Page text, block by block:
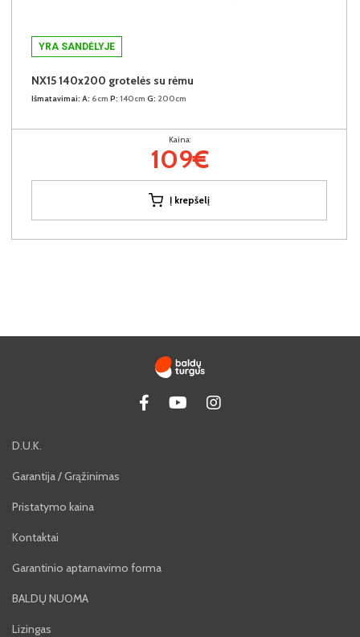
YRA SANDĖLYJE
NX15 140x200 grotelės su rėmu
Išmatavimai: A: 6cm P: 140cm G: 200cm
Kaina:
109€
Į krepšelį
D.U.K.
Garantija / Grąžinimas
Pristatymo kaina
Kontaktai
Garantinio aptarnavimo forma
BALDŲ NUOMA
Lizingas